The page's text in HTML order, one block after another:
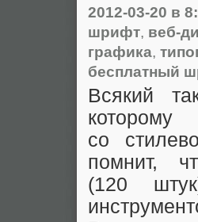
2012-03-20 в
шрифт, веб-
графика,
бесплатный
Всякий
со
помнит,
(120